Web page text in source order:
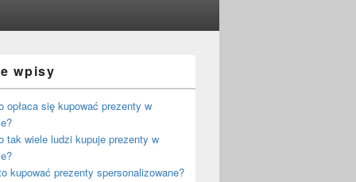
wpisy
opłaca się kupować prezenty w
tak wiele ludzi kupuje prezenty w
kupować prezenty spersonalizowane?